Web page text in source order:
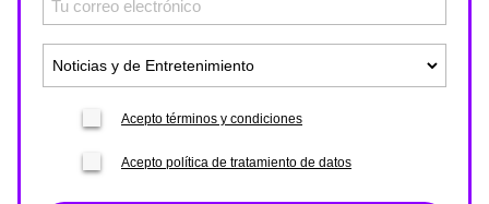
Acepto términos y condiciones
Acepto política de tratamiento de datos